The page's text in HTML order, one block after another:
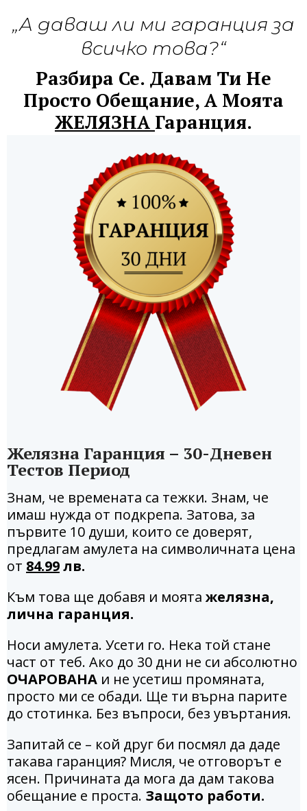
„А даваш ли ми гаранция за
всичко това?“
Разбира Се. Давам Ти Не
Просто Обещание, А Моята
ЖЕЛЯЗНА Гаранция.
Желязна Гаранция – 30-Дневен
Тестов Период
Знам, че времената са тежки. Знам, че
имаш нужда от подкрепа. Затова, за
първите 10 души, които се доверят,
предлагам амулета на символичната цена
от 84.99лв.
Към това ще добавя и моята желязна,
лична гаранция.
Носи амулета. Усети го. Нека той стане
част от теб. Ако до 30 дни не си абсолютно
ОЧАРОВАНА и не усетиш промяната,
просто ми се обади. Ще ти върна парите
до стотинка. Без въпроси, без увъртания.
Запитай се – кой друг би посмял да даде
такава гаранция? Мисля, че отговорът е
ясен. Причината да мога да дам такова
обещание е проста. Защото работи.